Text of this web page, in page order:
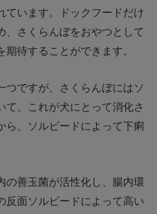
ています。ドックフードだけ
、さくらんぼをおやつとして
待することができます。
つですが、さくらんぼにはソ
、これが犬にとって消化さ
ら、ソルビードによって下痢
の善玉菌が活性化し、腸内環
反面ソルビードによって高い